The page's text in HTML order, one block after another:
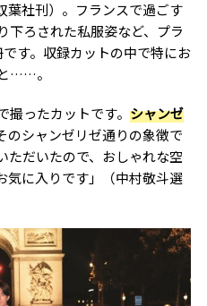
葉社刊）。フランスで過ごす
下ろされた私服姿など、プラ
す。収録カットの中で特にお
……。
撮ったカットです。 シャンゼ
のシャンゼリゼ通りの象徴で
ただいたので、おしゃれな空
気に入りです」（中村敬斗選